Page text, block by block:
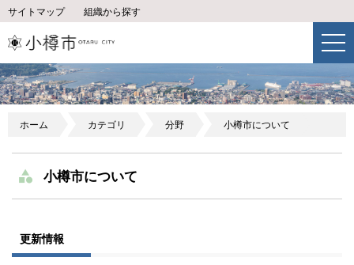
サイトマップ 組織から探す
ホーム カテゴリ 分野 小樽市について
小樽市について
更新情報